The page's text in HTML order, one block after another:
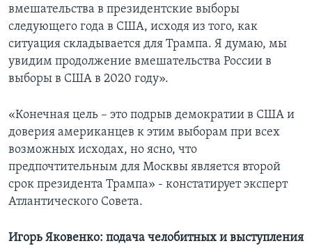
вмешательства в президентские выборы
следующего года в США, исходя из того, как
ситуация складывается для Трампа. Я думаю, мы
увидим продолжение вмешательства России в
выборы в США в 2020 году».
«Конечная цель – это подрыв демократии в США и
доверия американцев к этим выборам при всех
возможных исходах, но ясно, что
предпочтительным для Москвы является второй
срок президента Трампа» - констатирует эксперт
Атлантического Совета.
Игорь Яковенко: подача челобитных и выступления